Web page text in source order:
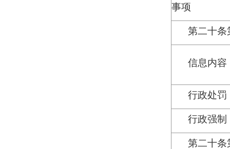
事项
第二十条
信息内容
行政处罚
行政强制
第二十条